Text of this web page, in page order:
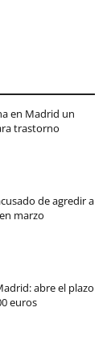
en Madrid un
trastorno
de agredir a
marzo
abre el plazo
euros